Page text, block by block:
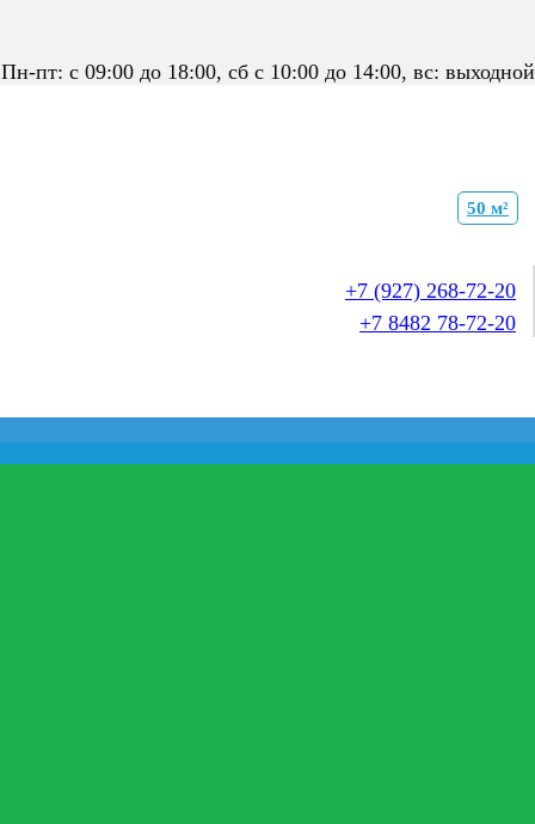
Пн-пт: с 09:00 до 18:00, сб с 10:00 до 14:00, вс: выходной
+7 (927) 268-72-20
+7 8482 78-72-20
50 м²